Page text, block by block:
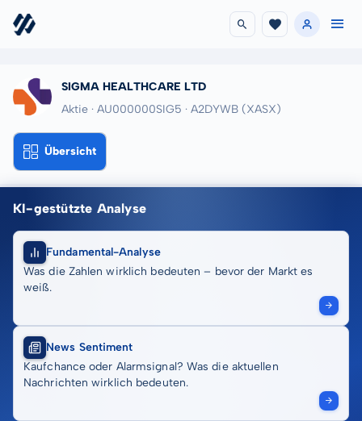
SIGMA HEALTHCARE LTD
Aktie · AU000000SIG5 · A2DYWB (XASX)
Übersicht
KI-gestützte Analyse
Fundamental-Analyse
Was die Zahlen wirklich bedeuten – bevor der Markt es
weiß.
News Sentiment
Kaufchance oder Alarmsignal? Was die aktuellen
Nachrichten wirklich bedeuten.